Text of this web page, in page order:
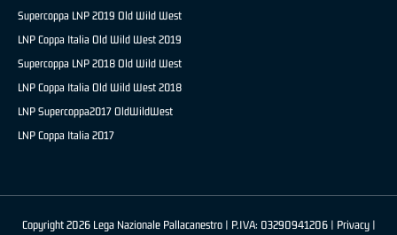
Supercoppa LNP 2019 Old Wild West
LNP Coppa Italia Old Wild West 2019
Supercoppa LNP 2018 Old Wild West
LNP Coppa Italia Old Wild West 2018
LNP Supercoppa2017 OldWildWest
LNP Coppa Italia 2017
Copyright 2026 Lega Nazionale Pallacanestro | P.IVA: 03290941206 | Privacy|